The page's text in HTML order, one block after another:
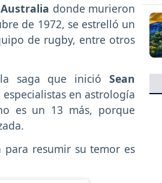
Australia donde murieron
de 1972, se estrelló un
de rugby, entre otros
saga que inició Sean
en astrología
es un 13 más, porque
resumir su temor es